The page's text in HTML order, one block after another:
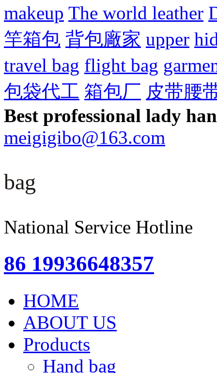
makeup The world leather
竿箱包 背包廠家 upper
travel bag flight bag
包袋代工 箱包厂 皮带腰
Best professional lady
meigigibo@163.com
bag
National Service Hotline
86 19936648357
HOME
ABOUT US
Products
Hand bag